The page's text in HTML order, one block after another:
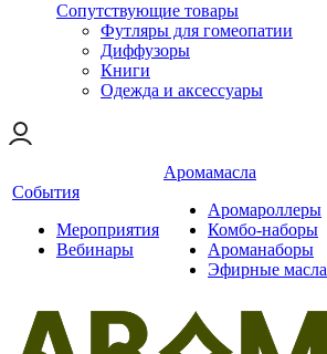
Сопутствующие товары
Футляры для гомеопатии
Диффузоры
Книги
Одежда и аксессуары
События
Мероприятия
Вебинары
Аромамасла
Аромароллеры
Комбо-наборы
Ароманаборы
Эфирные масла